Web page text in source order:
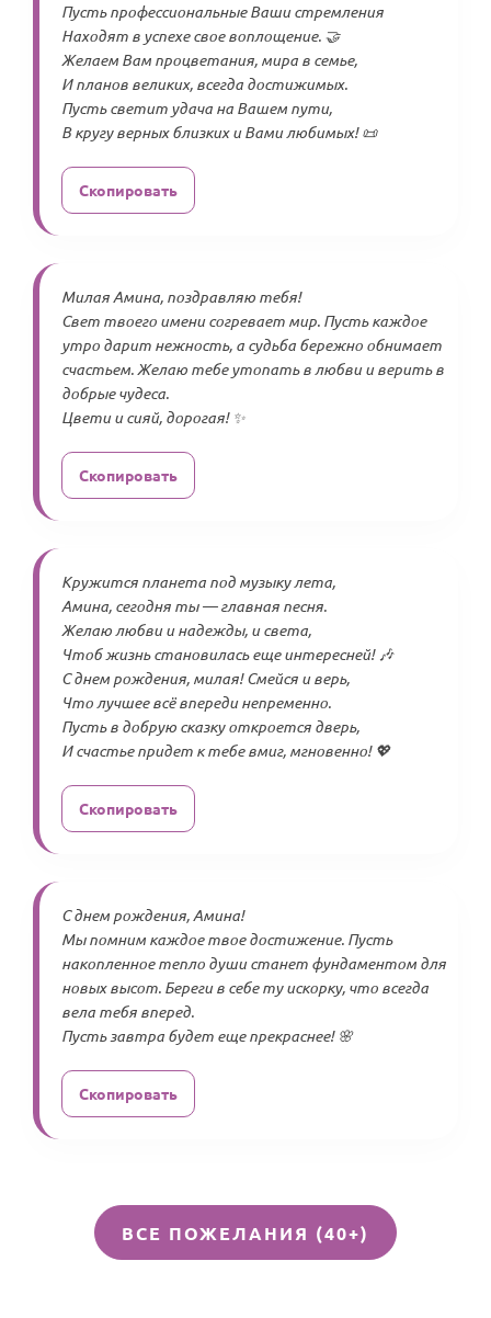
Пусть профессиональные Ваши стремления
Находят в успехе свое воплощение. 🤝
Желаем Вам процветания, мира в семье,
И планов великих, всегда достижимых.
Пусть светит удача на Вашем пути,
В кругу верных близких и Вами любимых! 📜
Скопировать
Милая Амина, поздравляю тебя!
Свет твоего имени согревает мир. Пусть каждое
утро дарит нежность, а судьба бережно обнимает
счастьем. Желаю тебе утопать в любви и верить в
добрые чудеса.
Цвети и сияй, дорогая! ✨
Скопировать
Кружится планета под музыку лета,
Амина, сегодня ты — главная песня.
Желаю любви и надежды, и света,
Чтоб жизнь становилась еще интересней! 🎶
С днем рождения, милая! Смейся и верь,
Что лучшее всё впереди непременно.
Пусть в добрую сказку откроется дверь,
И счастье придет к тебе вмиг, мгновенно! 💖
Скопировать
С днем рождения, Амина!
Мы помним каждое твое достижение. Пусть
накопленное тепло души станет фундаментом для
новых высот. Береги в себе ту искорку, что всегда
вела тебя вперед.
Пусть завтра будет еще прекраснее! 🌸
Скопировать
ВСЕ ПОЖЕЛАНИЯ (40+)